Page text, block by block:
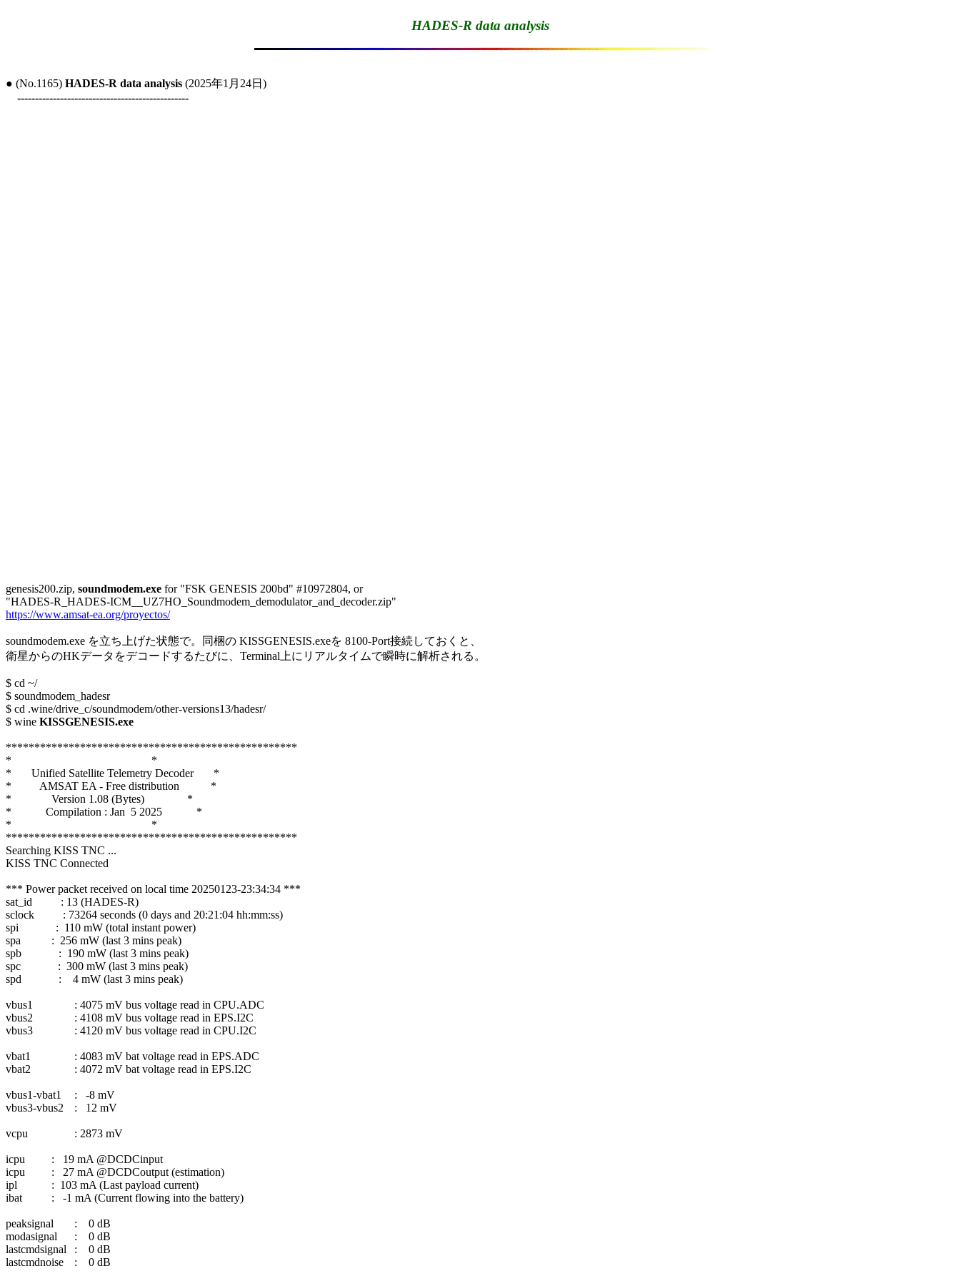
HADES-R data analysis
● (No.1165) HADES-R data analysis (2025年1月24日)
------------------------------------------------
genesis200.zip, soundmodem.exe for "FSK GENESIS 200bd" #10972804, or
https://www.amsat-ea.org/proyectos/
soundmodem.exe を立ち上げた状態で。同梱の KISSGENESIS.exeを 8100-Port接続しておくと、
衛星からのHKデータをデコードするたびに、Terminal上にリアルタイムで瞬時に解析される。
$ cd ~/
$ soundmodem_hadesr
$ cd .wine/drive_c/soundmodem/other-versions13/hadesr/
$ wine KISSGENESIS.exe
***************************************************
*                                                 *
*       Unified Satellite Telemetry Decoder       *
*          AMSAT EA - Free distribution           *
*              Version 1.08 (Bytes)               *
*            Compilation : Jan  5 2025            *
*                                                 *
***************************************************
Searching KISS TNC ...
KISS TNC Connected
*** Power packet received on local time 20250123-23:34:34 ***
sat_id          : 13 (HADES-R)
sclock          : 73264 seconds (0 days and 20:21:04 hh:mm:ss)
spi             :  110 mW (total instant power)
spa		:  256 mW (last 3 mins peak)
spb             :  190 mW (last 3 mins peak)
spc             :  300 mW (last 3 mins peak)
spd             :    4 mW (last 3 mins peak)
vbus1		: 4075 mV bus voltage read in CPU.ADC
vbus2       	: 4108 mV bus voltage read in EPS.I2C
vbus3       	: 4120 mV bus voltage read in CPU.I2C
vbat1		: 4083 mV bat voltage read in EPS.ADC
vbat2		: 4072 mV bat voltage read in EPS.I2C
vbus1-vbat1	:   -8 mV
vbus3-vbus2	:   12 mV
vcpu		: 2873 mV
icpu		:   19 mA @DCDCinput
icpu		:   27 mA @DCDCoutput (estimation)
ipl		:  103 mA (Last payload current)
ibat 		:   -1 mA (Current flowing into the battery)
peaksignal	:    0 dB
modasignal	:    0 dB
lastcmdsignal	:    0 dB
lastcmdnoise	:    0 dB